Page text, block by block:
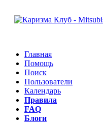
Главная
Помощь
Поиск
Пользователи
Календарь
Правила
FAQ
Блоги